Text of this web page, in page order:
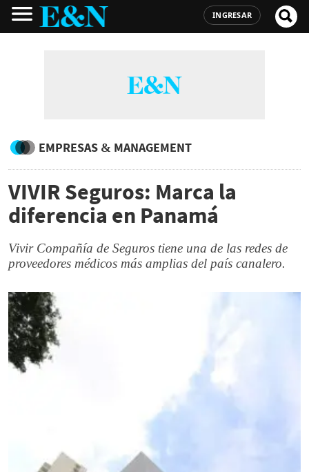
INGRESAR
EMPRESAS & MANAGEMENT
VIVIR Seguros: Marca la
diferencia en Panamá
Vivir Compañía de Seguros tiene una de las redes de
proveedores médicos más amplias del país canalero.